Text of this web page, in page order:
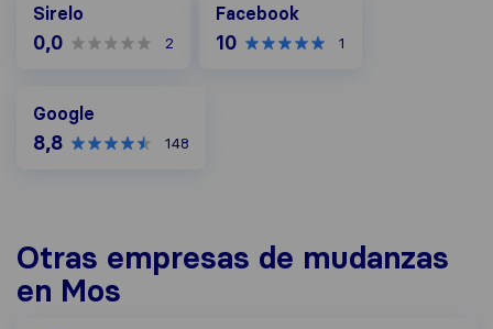
Sirelo
0,0 2
Facebook
10 1
Google
8,8 148
Otras empresas de mudanzas
en Mos